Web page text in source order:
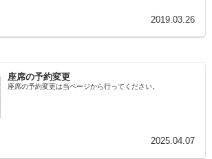
2019.03.26
座席の予約変更
座席の予約変更は当ページから行ってください。
2025.04.07